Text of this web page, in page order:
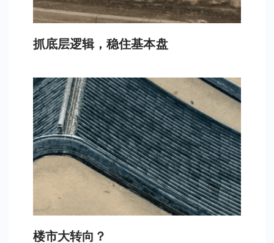
抓底层逻辑，稳住基本盘
楼市大转向？